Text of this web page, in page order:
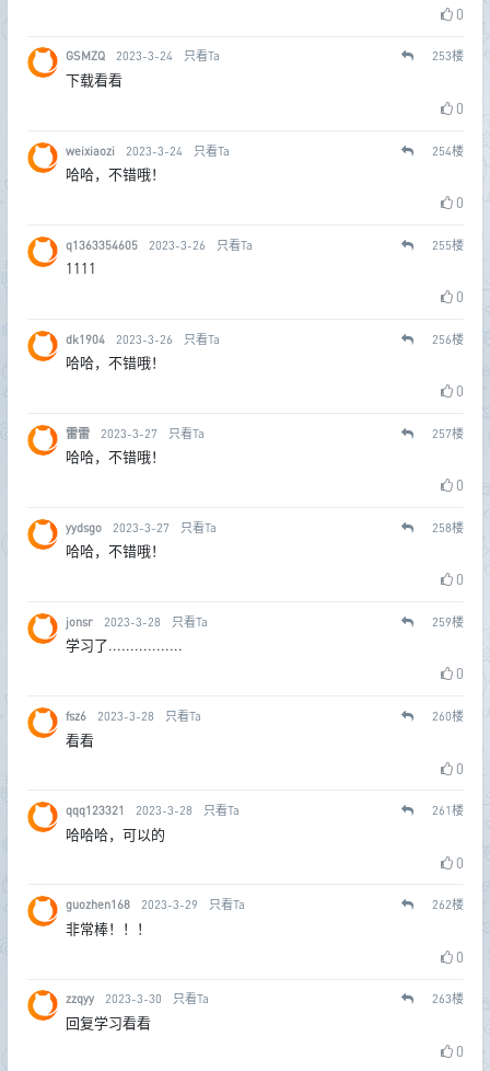
0
GSMZQ 2023-3-24 只看Ta 253楼
下载看看
0
weixiaozi 2023-3-24 只看Ta 254楼
哈哈，不错哦！
0
q1363354605 2023-3-26 只看Ta 255楼
1111
0
dk1904 2023-3-26 只看Ta 256楼
哈哈，不错哦！
0
雷雷 2023-3-27 只看Ta 257楼
哈哈，不错哦！
0
yydsgo 2023-3-27 只看Ta 258楼
哈哈，不错哦！
0
jonsr 2023-3-28 只看Ta 259楼
学习了.................
0
fsz6 2023-3-28 只看Ta 260楼
看看
0
qqq123321 2023-3-28 只看Ta 261楼
哈哈哈，可以的
0
guozhen168 2023-3-29 只看Ta 262楼
非常棒！！！
0
zzqyy 2023-3-30 只看Ta 263楼
回复学习看看
0